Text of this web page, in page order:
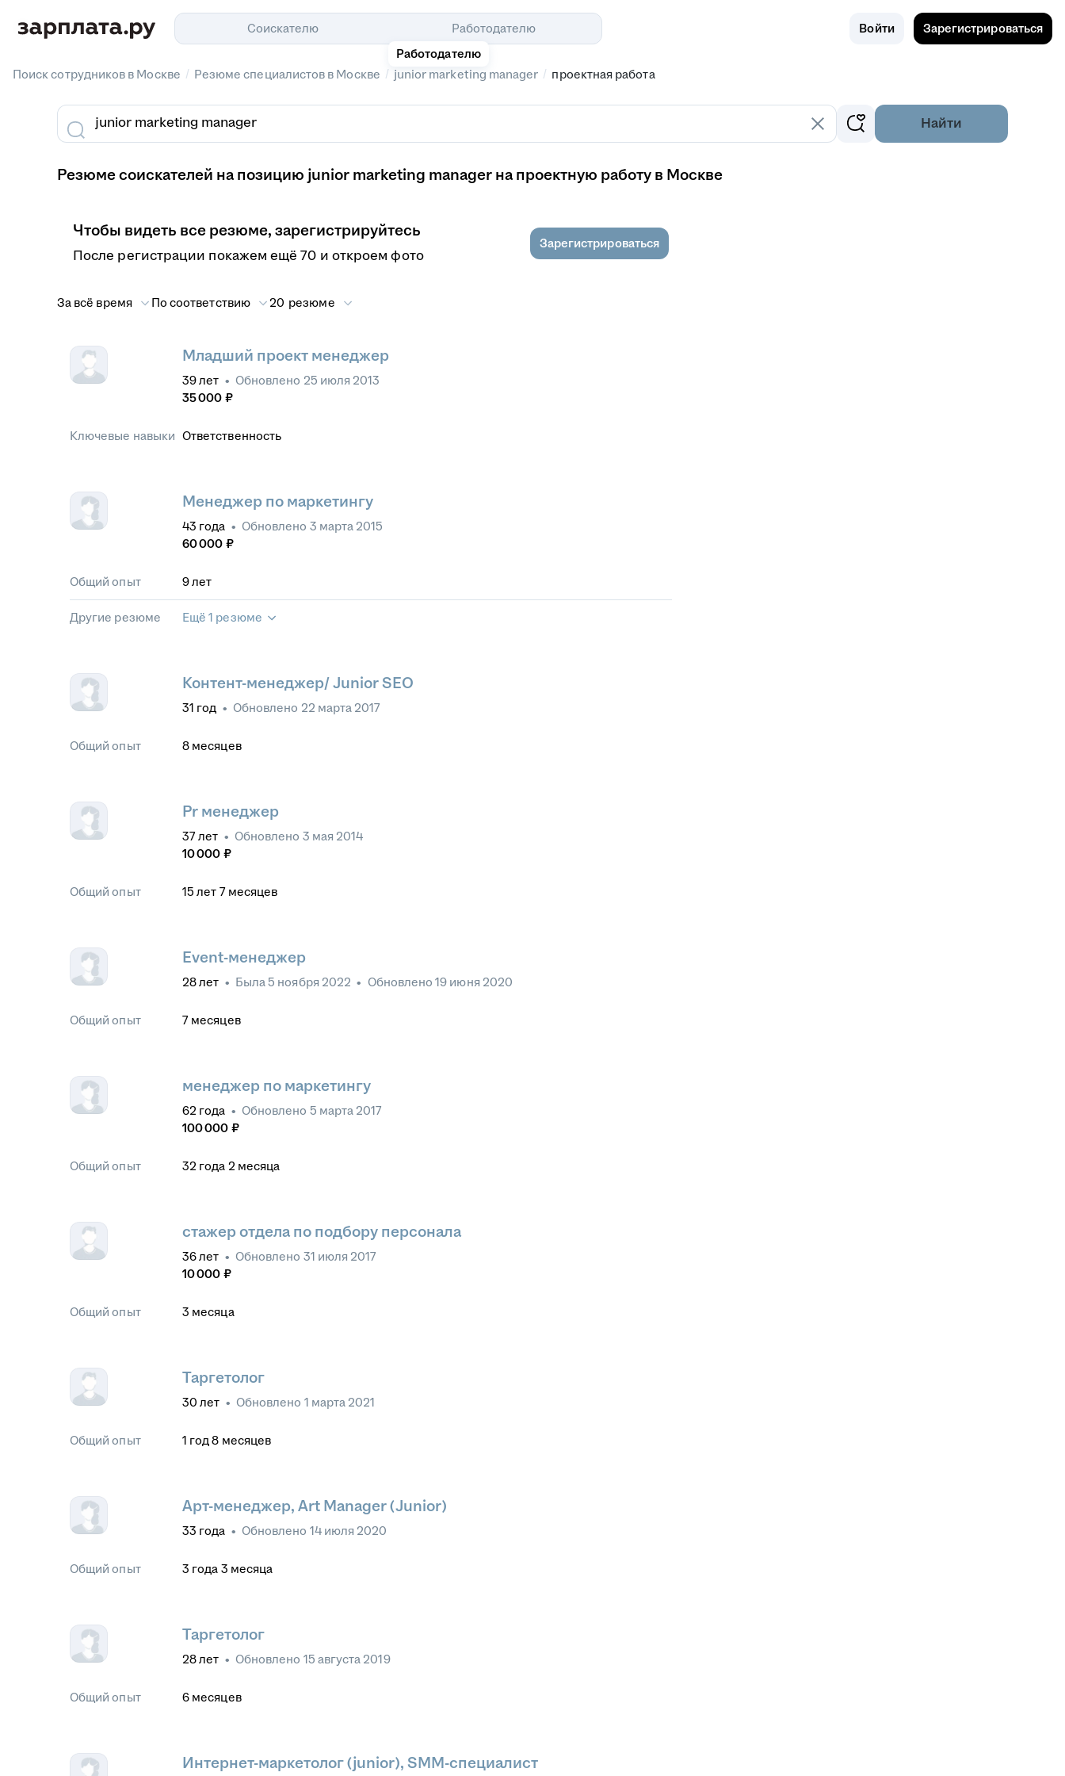
Соискателю
Работодателю
Работодателю
Войти Зарегистрироваться
Поиск сотрудников в Москве / Резюме специалистов в Москве / junior marketing manager / проектная работа
Найти
Резюме соискателей на позицию junior marketing manager на проектную работу в Москве
Чтобы видеть все резюме, зарегистрируйтесь
После регистрации покажем ещё 70 и откроем фото
Зарегистрироваться
За всё время По соответствию 20 резюме
Младший проект менеджер
39лет • Обновлено 25 июля 2013
35 000 ₽
Ключевые навыки Ответственность
Менеджер по маркетингу
43 года • Обновлено 3 марта 2015
60 000 ₽
Общий опыт 9лет
Другие резюме Ещё 1 резюме
Контент-менеджер/ Junior SEO
31 год • Обновлено 22 марта 2017
Общий опыт 8 месяцев
Pr менеджер
37лет • Обновлено 3 мая 2014
10 000 ₽
Общий опыт 15 лет 7 месяцев
Event-менеджер
28лет • Была5 ноября 2022 • Обновлено19 июня 2020
Общий опыт 7 месяцев
менеджер по маркетингу
62 года • Обновлено 5 марта 2017
100 000 ₽
Общий опыт 32 года 2 месяца
стажер отдела по подбору персонала
36лет • Обновлено 31 июля 2017
10 000 ₽
Общий опыт 3 месяца
Таргетолог
30 лет • Обновлено 1 марта 2021
Общий опыт 1 год 8 месяцев
Арт-менеджер, Art Manager (Junior)
33 года • Обновлено 14 июля 2020
Общий опыт 3 года 3 месяца
Таргетолог
28лет • Обновлено 15 августа 2019
Общий опыт 6 месяцев
Интернет-маркетолог (junior), SMM-специалист